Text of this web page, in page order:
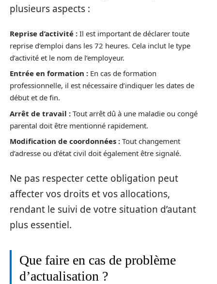
plusieurs aspects :
Reprise d’activité : Il est important de déclarer toute
reprise d’emploi dans les 72 heures. Cela inclut le type
d’activité et le nom de l’employeur.
Entrée en formation : En cas de formation
professionnelle, il est nécessaire d’indiquer les dates de
début et de fin.
Arrêt de travail : Tout arrêt dû à une maladie ou congé
parental doit être mentionné rapidement.
Modification de coordonnées : Tout changement
d’adresse ou d’état civil doit également être signalé.
Ne pas respecter cette obligation peut
affecter vos droits et vos allocations,
rendant le suivi de votre situation d’autant
plus essentiel.
Que faire en cas de problème
d’actualisation ?